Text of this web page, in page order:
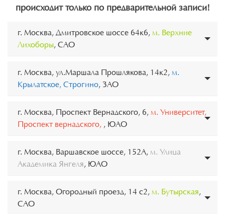
происходит только по предварительной записи!
г. Москва, Дмитровское шоссе 64к6, м. Верхние
Лихоборы, САО
г. Москва, ул.Маршала Прошлякова, 14к2, м.
Крылатское, Строгино, ЗАО
г. Москва, Проспект Вернадского, 6, м. Университет,
Проспект вернадского, , ЮАО
г. Москва, Варшавское шоссе, 152А, м. Улица
Академика Янгеля, ЮАО
г. Москва, Огородный проезд, 14 с2, м. Бутырская,
САО